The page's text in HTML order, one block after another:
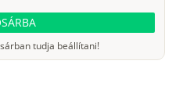
tudja beállítani!